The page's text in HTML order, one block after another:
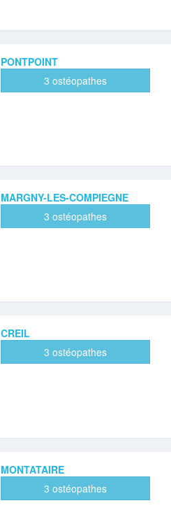
PONTPOINT
3 ostéopathes
MARGNY-LES-COMPIEGNE
3 ostéopathes
CREIL
3 ostéopathes
MONTATAIRE
3 ostéopathes